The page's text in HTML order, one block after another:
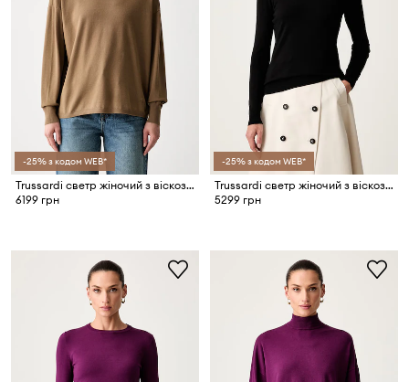
-25% з кодом WEB*
Trussardi светр жіночий з віскозою
6199 грн
-25% з кодом WEB*
Trussardi светр жіночий з віскозою
5299 грн